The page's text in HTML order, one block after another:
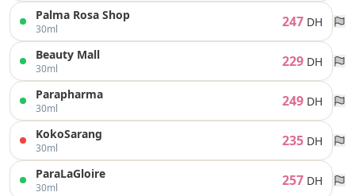
Palma Rosa Shop
30ml 247 DH
Beauty Mall
30ml 229 DH
Parapharma
30ml 249 DH
KokoSarang
30ml 235 DH
ParaLaGloire
30ml 257 DH